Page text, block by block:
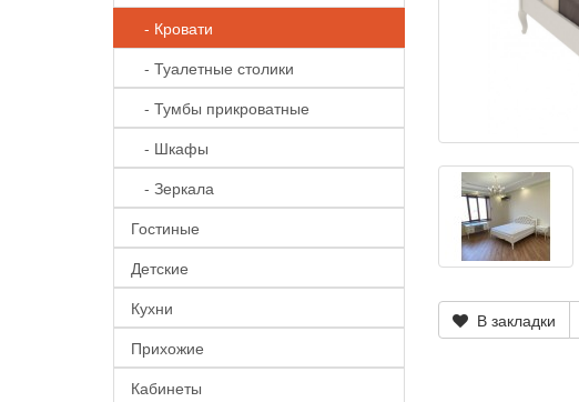
- Кровати
- Туалетные столики
- Тумбы прикроватные
- Шкафы
- Зеркала
Гостиные
Детские
Кухни
Прихожие
Кабинеты
В закладки